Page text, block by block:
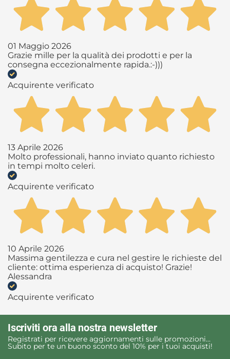
01 Maggio 2026
Grazie mille per la qualità dei prodotti e per la
consegna eccezionalmente rapida.:-)))
Acquirente verificato
13 Aprile 2026
Molto professionali, hanno inviato quanto richiesto
in tempi molto celeri.
Acquirente verificato
10 Aprile 2026
Massima gentilezza e cura nel gestire le richieste del
cliente: ottima esperienza di acquisto! Grazie!
Alessandra
Acquirente verificato
Iscriviti ora alla nostra newsletter
Registrati per ricevere aggiornamenti sulle promozioni…
Subito per te un buono sconto del 10% per i tuoi acquisti!